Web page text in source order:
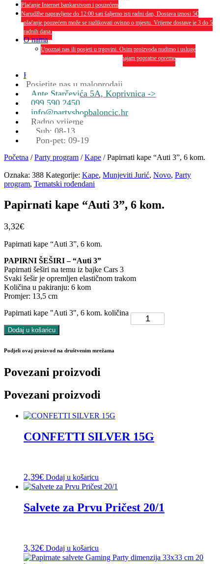
Plaćanje Internet bankarstvom i pouzećem
Narudžbe napravljene do 12:00 sati šaljemo isti radni dan, Dostava iznosi 5€
plaćanje pouzećem može se razlikovati ovisno o mjestu. Vrijeme dostave je 3 do 5
radnih dana.
O nama
Upoznaj nas ili posjeti u trgovini. Osim proizvoda nudimo i usluge
dekoriranja interijera i eksterija te najam popratne opreme
Kontakt
Posjetite nas u maloprodaji
Ante Starčevića 5A, Koprivnica ->
099 590 2450
info@partyshopbaloncic.hr
Radno vrijeme
Sub: 08-13
Pon-pet: 09-19
Početna /Party program /Kape / Papirnati kape “Auti 3”, 6 kom.
Oznaka: 388 Kategorije: Kape, Munjeviti Jurić, Novo, Party
program, Tematski rođendani
Papirnati kape “Auti 3”, 6 kom.
3,32€
Papirnati kape “Auti 3”, 6 kom.
PAPIRNI ŠEŠIRI – “Auti 3”
Papirnati šeširi na temu iz bajke Cars 3
Svaki šešir je opremljen elastičnom trakom
Količina u pakiranju: 6 kom
Promjer: 13,5 cm
Papirnati kape "Auti 3", 6 kom. količina
Dodaj u košaricu
Podjeli ovaj proizvod na društvenim mrežama
Povezani proizvodi
Povezani proizvodi
CONFETTI SILVER 15G
2,39€ Dodaj u košaricu
Salvete za Prvu Pričest 20/1
3,32€ Dodaj u košaricu